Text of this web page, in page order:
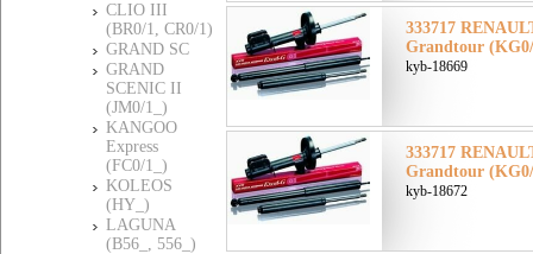
CLIO III
(BR0/1, CR0/1)
GRAND SC
GRAND
SCENIC II
(JM0/1_)
KANGOO
Express
(FC0/1_)
KOLEOS
(HY_)
LAGUNA
(B56_, 556_)
333717
Grandtour
kyb-18669
333717
Grandtour
kyb-18672